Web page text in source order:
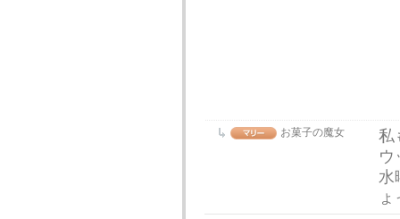
お菓子の魔女
私
ウ
水